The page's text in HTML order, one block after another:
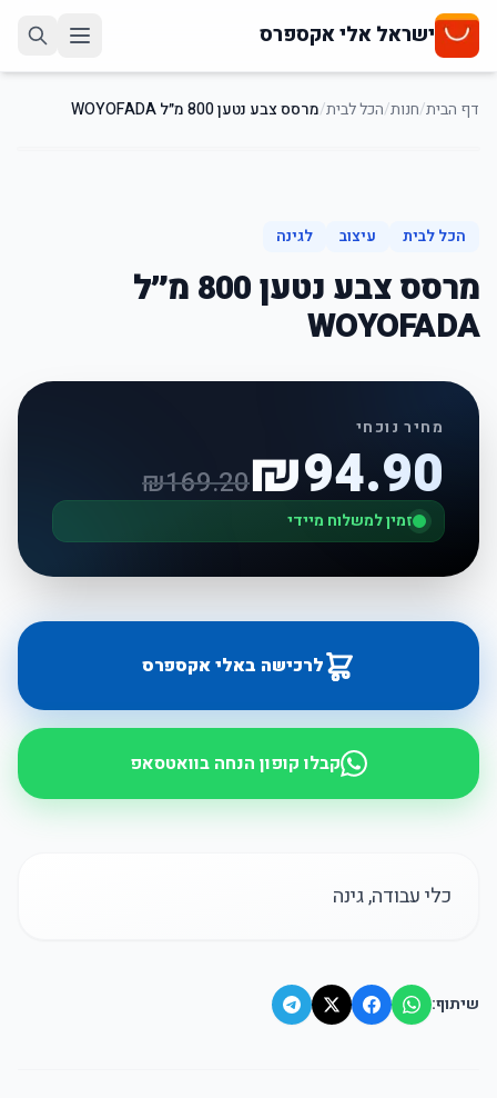
ישראל אלי אקספרס
דף הבית/חנות/הכל לבית/מרסס צבע נטען 800 מ״ל WOYOFADA
הכל לבית
עיצוב לגינה
מרסס צבע נטען 800 מ״ל
WOYOFADA
מחיר נוכחי
₪94.90
₪169.20
זמין למשלוח מיידי
לרכישה באלי אקספרס
קבלו קופון הנחה בוואטסאפ
כלי עבודה, גינה
שיתוף: